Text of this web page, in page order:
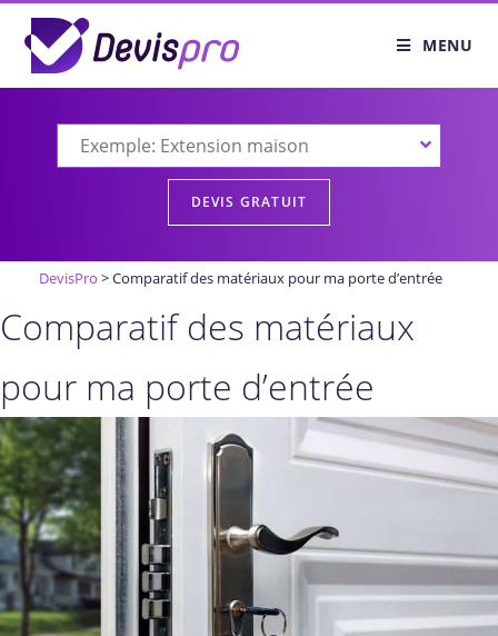
MENU
DevisPro >Comparatif des matériaux pour ma porte d’entrée
Comparatif des matériaux
pour ma porte d’entrée